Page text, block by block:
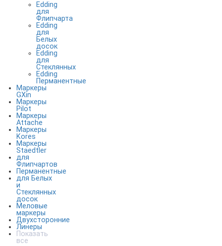
Edding
для
Флипчарта
Edding
для
Белых
досок
Edding
для
Стеклянных
Edding
Перманентные
Маркеры
GXin
Маркеры
Pilot
Маркеры
Attache
Маркеры
Kores
Маркеры
Staedtler
для
Флипчартов
Перманентные
для Белых
и
Стеклянных
досок
Меловые
маркеры
Двухсторонние
Линеры
Показать
все